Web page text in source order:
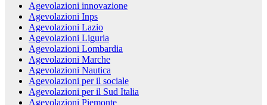
Agevolazioni innovazione
Agevolazioni Inps
Agevolazioni Lazio
Agevolazioni Liguria
Agevolazioni Lombardia
Agevolazioni Marche
Agevolazioni Nautica
Agevolazioni per il sociale
Agevolazioni per il Sud Italia
Agevolazioni Piemonte